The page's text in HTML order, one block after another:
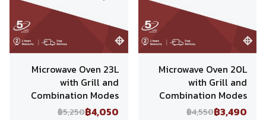
Microwave Oven 23L
with Grill and
Combination Modes
฿5,250฿4,050
Microwave Oven 20L
with Grill and
Combination Modes
฿4,550฿3,490